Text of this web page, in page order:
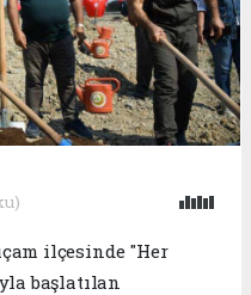
ilçesinde "Her
başlatılan